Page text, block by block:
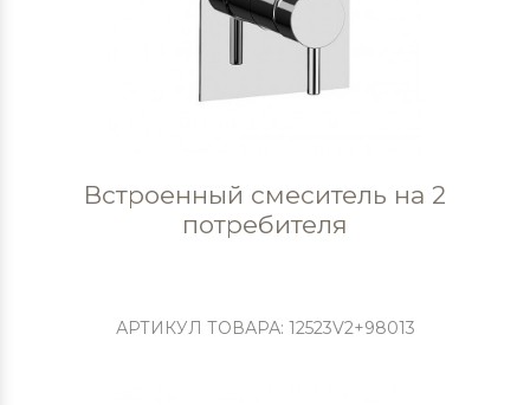
Встроенный смеситель на 2
потребителя
АРТИКУЛ ТОВАРА: 12523V2+98013